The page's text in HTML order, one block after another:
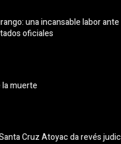
una incansable labor ante
oficiales
la muerte
Cruz Atoyac da revés